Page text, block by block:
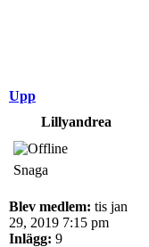
Upp
Lillyandrea
Snaga
Blev medlem: tis jan
29, 2019 7:15 pm
Inlägg: 9